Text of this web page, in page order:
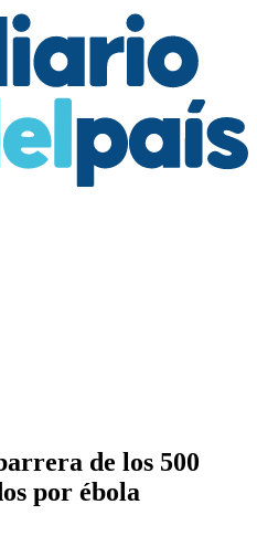
de los 500
por ébola